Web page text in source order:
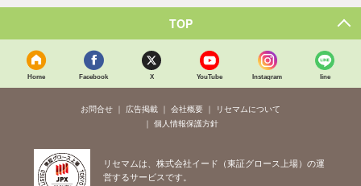
TOP
Home Facebook X YouTube Instagram line
お問合せ 広告掲載 会社概要
リセマムについて
個人情報保護方針
リセマムは、株式会社イード（東証グロース上場）の運
営するサービスです。